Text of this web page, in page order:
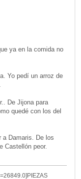
ya en la comida no
Yo pedí un arroz de
De Jijona para
quedé con los del
a Damaris. De los
Castellón peor.